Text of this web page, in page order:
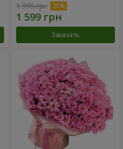
1 999 грн
Заказать